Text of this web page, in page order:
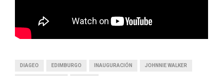
DIAGEO EDIMBURGO INAUGURACIÓN JOHNNIE WALKER